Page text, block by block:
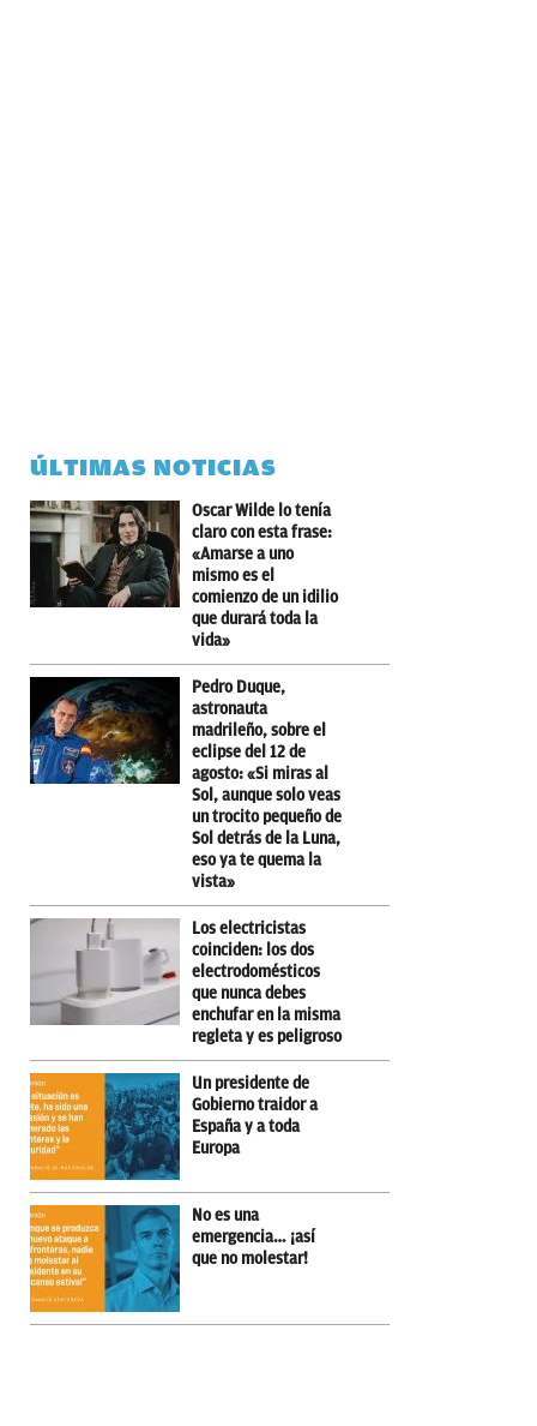
ÚLTIMAS NOTICIAS
Oscar Wilde lo tenía
claro con esta frase:
«Amarse a uno
mismo es el
comienzo de un idilio
que durará toda la
vida»
Pedro Duque,
astronauta
madrileño, sobre el
eclipse del 12 de
agosto: «Si miras al
Sol, aunque solo veas
un trocito pequeño de
Sol detrás de la Luna,
eso ya te quema la
vista»
Los electricistas
coinciden: los dos
electrodomésticos
que nunca debes
enchufar en la misma
regleta y es peligroso
Un presidente de
Gobierno traidor a
España y a toda
Europa
No es una
emergencia… ¡así
que no molestar!